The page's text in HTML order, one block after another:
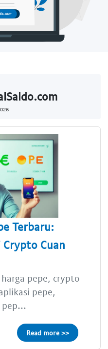
Terbaru:
Cuan
pepe, crypto
pepe,
pep...
Read more >>